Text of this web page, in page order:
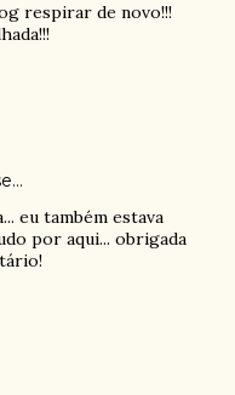
respirar de novo!!!
eu também estava
por aqui... obrigada